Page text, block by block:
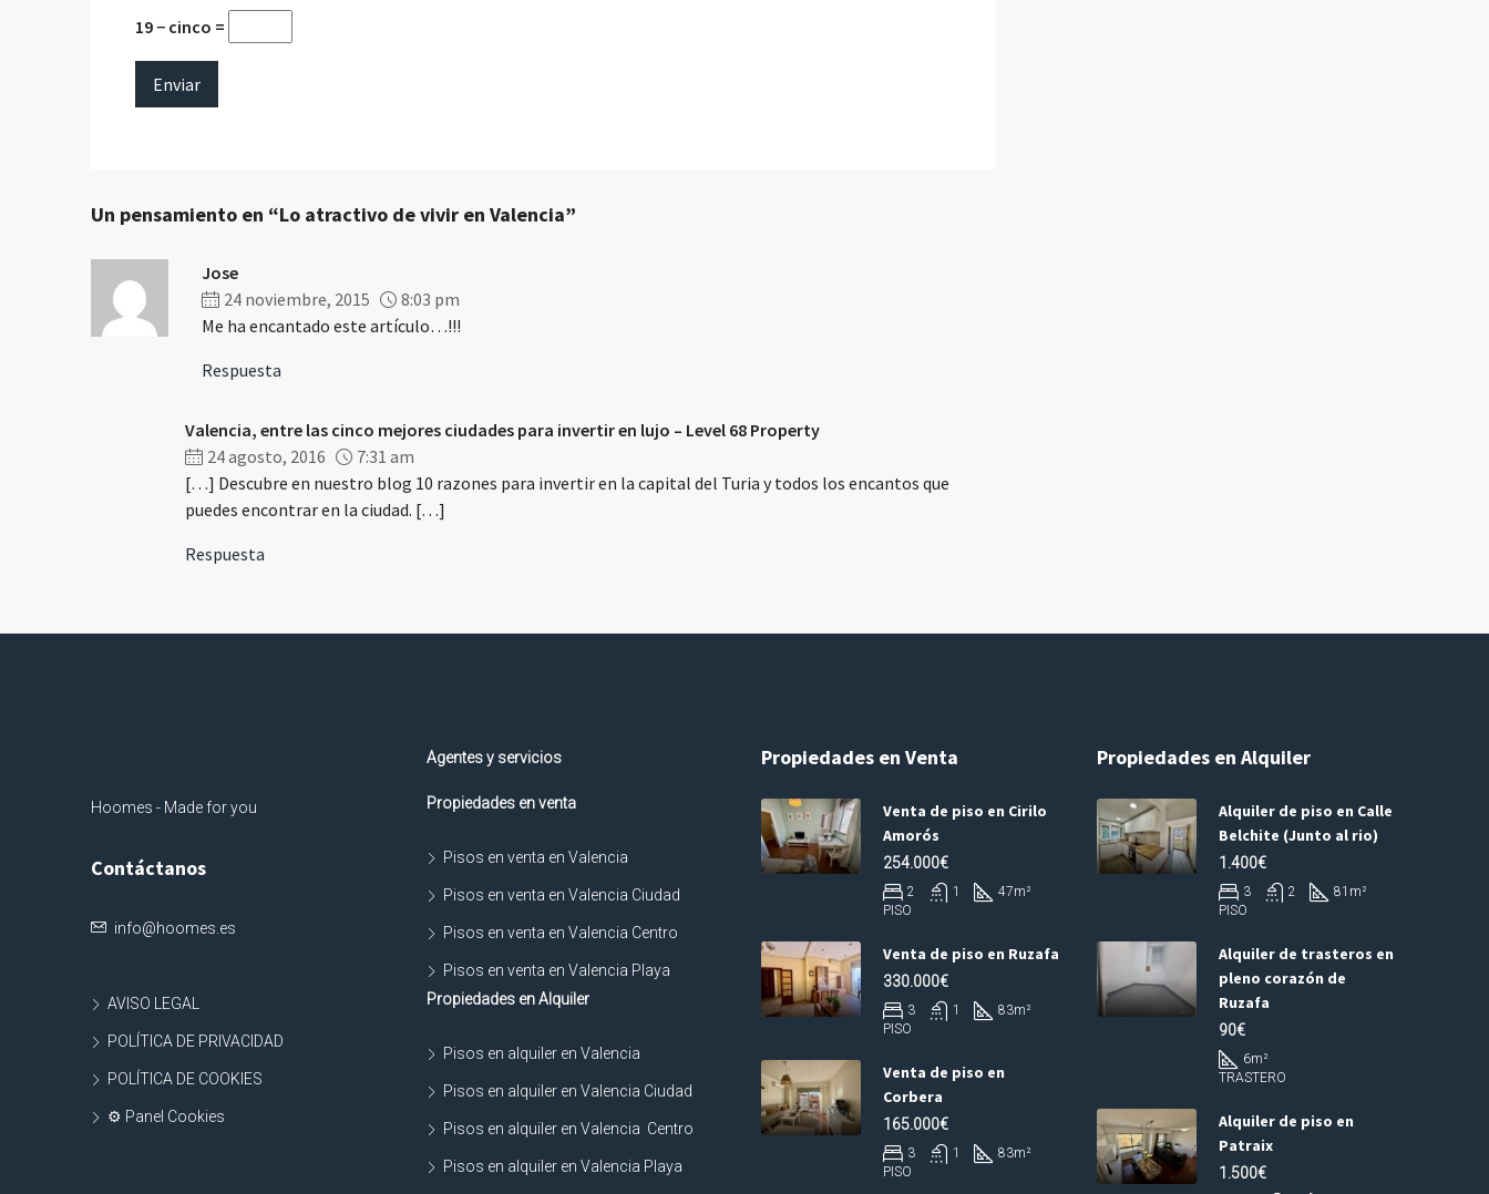
19 − cinco =
Un pensamiento en “Lo atractivo de vivir en Valencia”
Jose
24 noviembre, 2015
8:03 pm
Me ha encantado este artículo…!!!
Respuesta
Valencia, entre las cinco mejores ciudades para invertir en lujo – Level 68 Property
24 agosto, 2016
7:31 am
[…] Descubre en nuestro blog 10 razones para invertir en la capital del Turia y todos los encantos que
puedes encontrar en la ciudad. […]
Respuesta
Hoomes - Made for you
Contáctanos
info@hoomes.es
AVISO LEGAL
POLÍTICA DE PRIVACIDAD
POLÍTICA DE COOKIES
⚙ Panel Cookies
Agentes y servicios
Propiedades en venta
Pisos en venta en Valencia
Pisos en venta en Valencia Ciudad
Pisos en venta en Valencia Centro
Pisos en venta en Valencia Playa
Propiedades en Alquiler
Pisos en alquiler en Valencia
Pisos en alquiler en Valencia Ciudad
Pisos en alquiler en Valencia Centro
Pisos en alquiler en Valencia Playa
Propiedades en Venta
Venta de piso en Cirilo
Amorós
254.000€
2 1 47m²
PISO
Venta de piso en Ruzafa
330.000€
3 1 83m²
PISO
Venta de piso en
Corbera
165.000€
3 1 83m²
PISO
Propiedades en Alquiler
Alquiler de piso en Calle
Belchite (Junto al rio)
1.400€
3 2 81 m²
PISO
Alquiler de trasteros en
pleno corazón de
Ruzafa
90€
6m²
TRASTERO
Alquiler de piso en
Patraix
1.500€